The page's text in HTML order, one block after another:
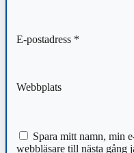
E-postadress *
Webbplats
Spara mitt namn, min
webbläsare till nästa gång